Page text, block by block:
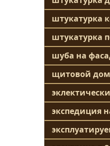
штукатурка
штукатурка
шуба на
щитовой
экспедиция